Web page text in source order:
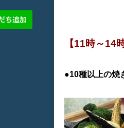
【11時～14
●10種以上の